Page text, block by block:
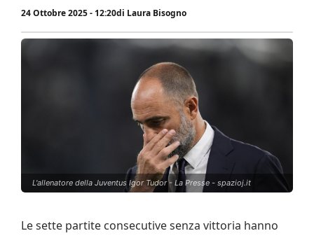
24 Ottobre 2025 - 12:20di Laura Bisogno
L'allenatore della Juventus Igor Tudor - La Presse - spazioj.it
Le sette partite consecutive senza vittoria hanno